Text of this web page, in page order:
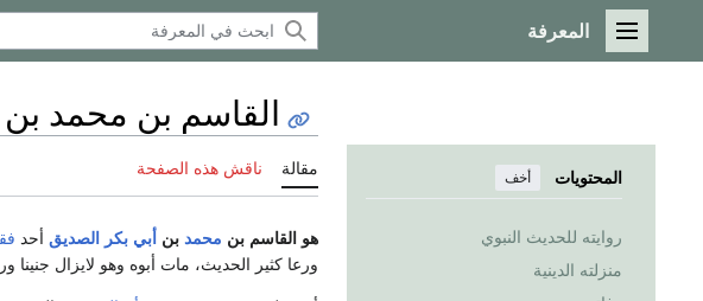
القائمة الرئيسية
المعرفة
المحتويات أخف
روايته للحديث النبوي
منزلته الدينية
القاسم بن محمد بن
مقالة ناقش هذه الصفحة
هو القاسم بن محمد بن أبي بكر الصديق أحد
ورعا كثير الحديث، مات أبوه وهو لايزال جنينا